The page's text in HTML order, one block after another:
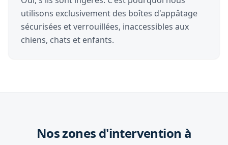
utilisons exclusivement des boîtes d'appâtage
sécurisées et verrouillées, inaccessibles aux
chiens, chats et enfants.
Nos zones d'intervention à